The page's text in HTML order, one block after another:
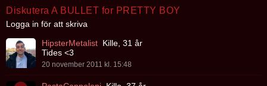
Diskutera A BULLET for PRETTY BOY
Logga in för att skriva
HipsterMetalist Kille, 31 år
Tides <3
20 november 2011 kl. 15:48